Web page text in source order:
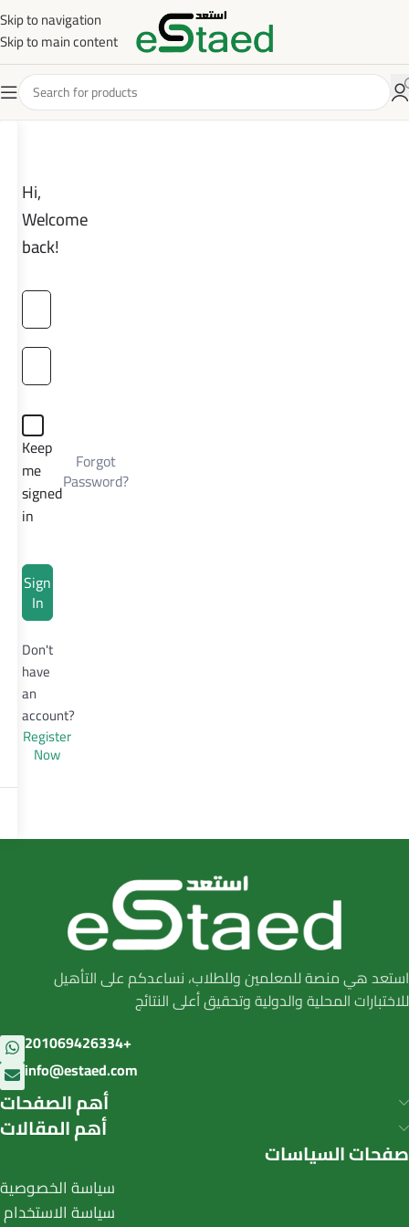
Skip to navigation
Skip to main content
Hi,
Welcome
back!
Keep
me
signed
in
Forgot
Password?
Sign
In
Don't
have
an
account?
Register
Now
استعد هي منصة للمعلمين وللطلاب، نساعدكم على التأهيل
للاختبارات المحلية والدولية وتحقيق أعلى النتائج
201069426334+
info@estaed.com
أهم الصفحات
أهم المقالات
صفحات السياسات
سياسة الخصوصية
سياسة الاستخدام